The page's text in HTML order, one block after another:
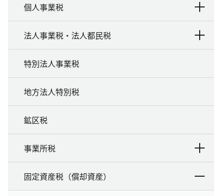
個人事業税
法人事業税・法人都民税
特別法人事業税
地方法人特別税
鉱区税
事業所税
固定資産税（償却資産）